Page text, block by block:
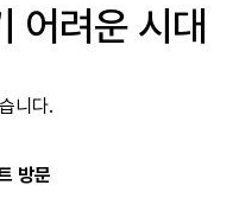
어려운 시대
니다.
방문